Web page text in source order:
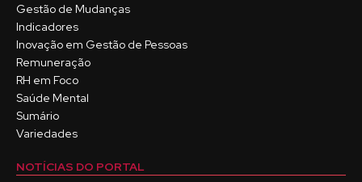
Gestão de Mudanças
Indicadores
Inovação em Gestão de Pessoas
Remuneração
RH em Foco
Saúde Mental
Sumário
Variedades
NOTÍCIAS DO PORTAL